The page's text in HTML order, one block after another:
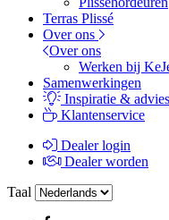
Terras Plissé
Over ons
Over ons
Werken bij
Samenwerkingen
Inspiratie & advies
Klantenservice
Dealer login
Dealer worden
Taal